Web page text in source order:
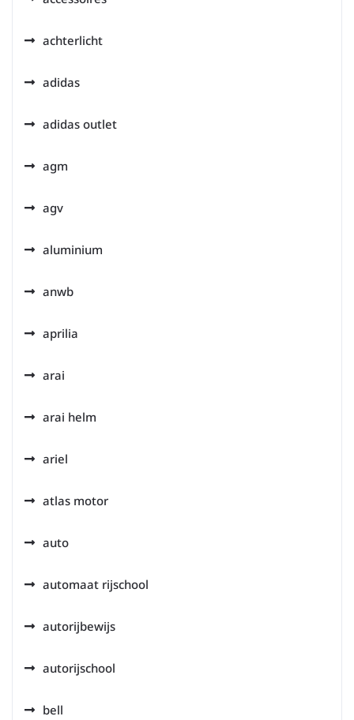
achterlicht
adidas
adidas outlet
agm
agv
aluminium
anwb
aprilia
arai
arai helm
ariel
atlas motor
auto
automaat rijschool
autorijbewijs
autorijschool
bell